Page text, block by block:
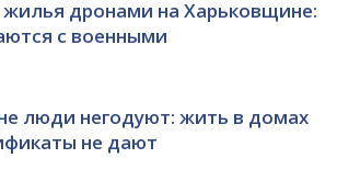
дронами на Харьковщине:
с военными
люди негодуют: жить в домах
не дают